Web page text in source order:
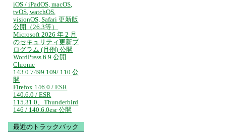
iOS / iPadOS, macOS,
tvOS, watchOS,
visionOS, Safari 更新版
公開（26.3等）
Microsoft 2026 年 2 月
のセキュリティ更新プ
ログラム (月例) 公開
WordPress 6.9 公開
Chrome
143.0.7499.109/.110 公
開
Firefox 146.0 / ESR
140.6.0 / ESR
115.31.0、Thunderbird
146 / 140.6.0esr 公開
最近のトラックバック